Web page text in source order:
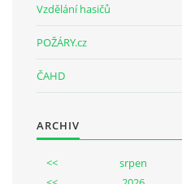
Vzdělání hasičů
POŽÁRY.cz
ČAHD
ARCHIV
<< srpen